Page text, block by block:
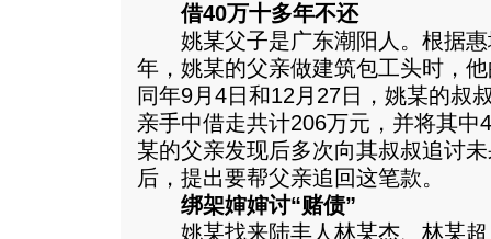
借40万十多年不还
姚某父子是广东潮阳人。 根据
年，姚某的父亲做建筑包工头时，
同年9月4日和12月27日，姚某的叔
亲手中借走共计206万元，并将其中
某的父亲发现后多次向其叔叔追讨
后，提出要帮父亲追回这笔款。
绑架婶婶讨“赌债”
姚某找来陆丰人林某杰、林某超